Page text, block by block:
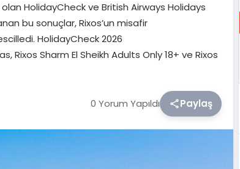
HolidayCheck ve British Airways Holidays
bu sonuçlar, Rixos’un misafir
HolidayCheck 2026
Rixos Sharm El Sheikh Adults Only 18+ ve Rixos
0 Yorum Yapıldı Paylaş